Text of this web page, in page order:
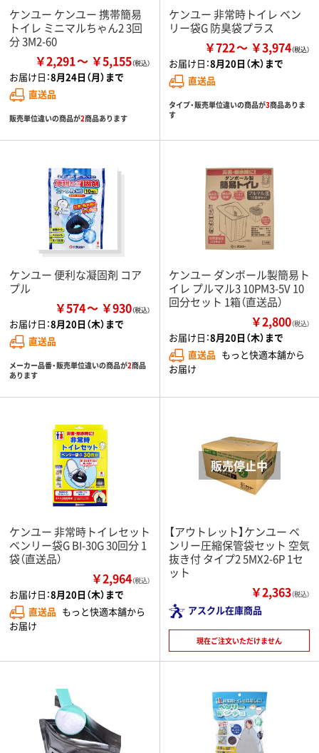
ケンユー ケンユー 携帯簡易
トイレ ミニマルちゃん2 3回
分 3M2-60
￥2,291 ￥5,155
お届け日：8月24日（月）まで
直送品
販売単位違いの商品が2商品あります
ケンユー 非常時トイレ ベン
リー袋G 防臭袋プラス
￥722 ￥3,974
お届け日：8月20日（木）まで
直送品
タイプ・販売単位違いの商品が3商品ありま
す
ケンユー 便利な凝固剤 コア
プル
￥574 ￥930
お届け日：8月20日（木）まで
直送品
メーカー品番・販売単位違いの商品が2商品
あります
ケンユー ダンボール製簡易ト
イレ プルマル3 10PM3-5V 10
回分セット 1箱（直送品）
￥2,800（税込）
お届け日：8月20日（木）まで
直送品 もっと快適本舗から
お届け
ケンユー 非常時トイレセット
ベンリー袋G BI-30G 30回分 1
袋（直送品）
￥2,964（税込）
お届け日：8月20日（木）まで
直送品 もっと快適本舗から
お届け
【アウトレット】ケンユー ベ
ンリー圧縮保管袋セット 空気
抜き付 タイプ2 5MX2-6P 1セ
ット
￥2,363（税込）
アスクル在庫商品
現在ご注文いただけません